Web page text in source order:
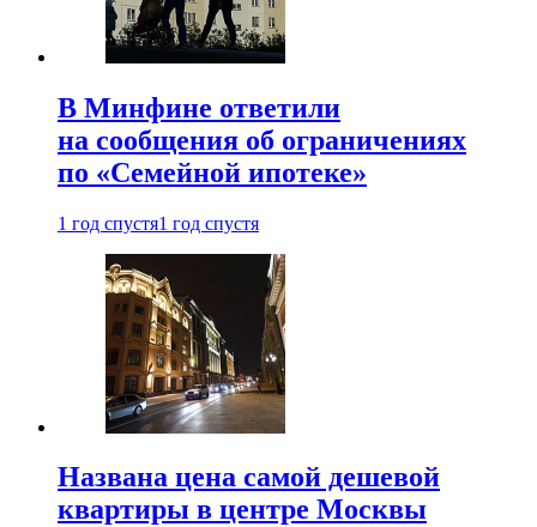
В Минфине ответили
на сообщения об ограничениях
по «Семейной ипотеке»
1 год спустя1 год спустя
Названа цена самой дешевой
квартиры в центре Москвы